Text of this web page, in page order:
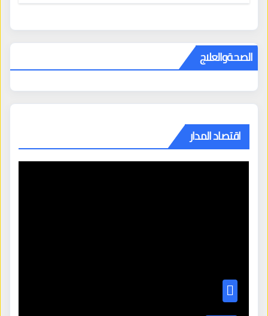
الصحةوالعلاج
اقتصاد المدار